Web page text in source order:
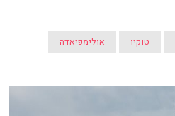
טוקיו אולימפיאדה